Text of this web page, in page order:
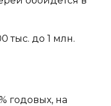
тыс. до 1 млн.
годовых, на